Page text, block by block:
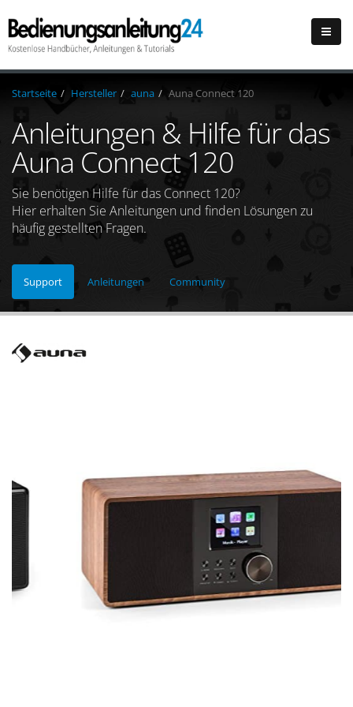
Startseite Hersteller auna Auna Connect 120
Anleitungen & Hilfe für das
Auna Connect 120
Sie benötigen Hilfe für das Connect 120?
Hier erhalten Sie Anleitungen und finden Lösungen zu
häufig gestellten Fragen.
Support Anleitungen Community